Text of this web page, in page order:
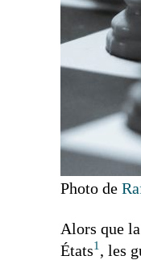
Photo de
Alors que
États1 , les